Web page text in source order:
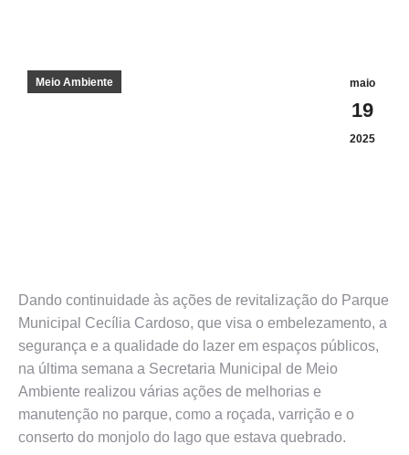
maio
19
2025
Meio Ambiente
Dando continuidade às ações de revitalização do Parque
Municipal Cecília Cardoso, que visa o embelezamento, a
segurança e a qualidade do lazer em espaços públicos,
na última semana a Secretaria Municipal de Meio
Ambiente realizou várias ações de melhorias e
manutenção no parque, como a roçada, varrição e o
conserto do monjolo do lago que estava quebrado.